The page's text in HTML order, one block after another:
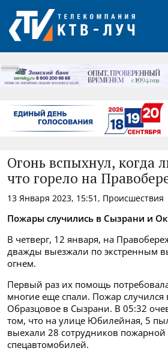
РЕКЛАМА
Огонь вспыхнул, когда
что горело на
13 Января 2023, 15:51, Происшествия
Пожары случились в Сызрани и
В четверг, 12 января, на
дважды выезжали по экстренным
огнем.
Первый раз их помощь
многие еще спали. Пожар случился
Образцовое в Сызрани. В 05:32
том, что на улице Юбилейная, 5
выехали 28 сотрудников пожарной
спецавтомобилей.